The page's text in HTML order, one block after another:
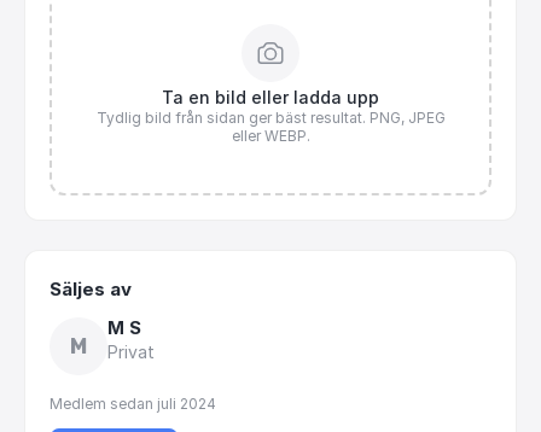
Ta en bild eller ladda upp
Tydlig bild från sidan ger bäst resultat. PNG, JPEG
eller WEBP.
Säljes av
M
M S
Privat
Medlem sedan juli 2024